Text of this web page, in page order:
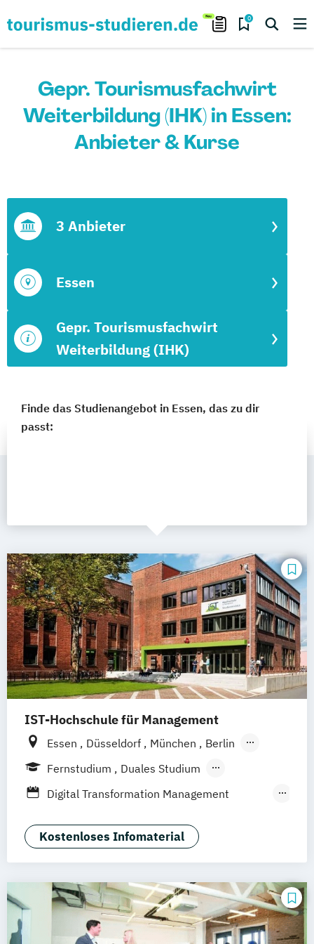
0
Gepr. Tourismusfachwirt
Weiterbildung (IHK) in Essen:
Anbieter & Kurse
Gepr. Tourismusfachwirt
Weiterbildung (IHK)
Essen
3 Anbieter
Finde das Studienangebot in Essen, das zu dir
passt:
IST-Hochschule für Management
Essen Düsseldorf München
Berlin
Hamburg
Weil am Rhein
Innsbruck Linz
Fernstudium
Duales Studium
Fernlehrgang
Digital Transformation Management
Hotelmanagement)
Hospitality Controlling & Hotel Asset
Hotel- und Tourismusmarketing
Hotelmarketing Hotelökonom
Housekeeping Management
Kostenloses Infomaterial